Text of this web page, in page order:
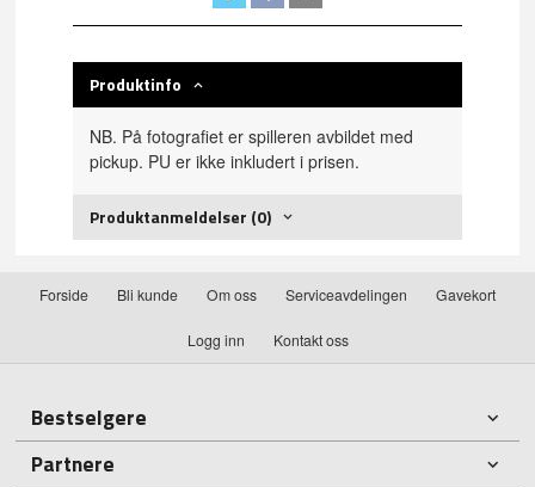
Produktinfo
NB. På fotografiet er spilleren avbildet med
pickup. PU er ikke inkludert i prisen.
Produktanmeldelser (0)
Forside Bli kunde Om oss Serviceavdelingen Gavekort
Logg inn Kontakt oss
Bestselgere
Partnere